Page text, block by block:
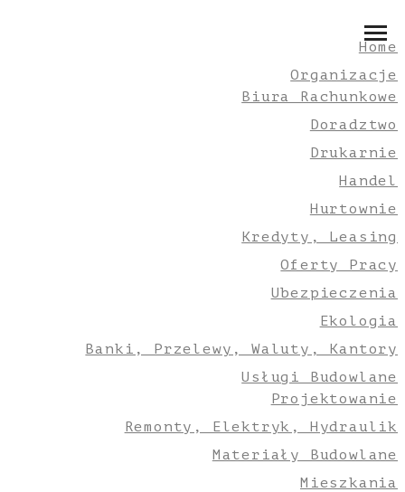
Home
Organizacje
Biura Rachunkowe
Doradztwo
Drukarnie
Handel
Hurtownie
Kredyty, Leasing
Oferty Pracy
Ubezpieczenia
Ekologia
Banki, Przelewy, Waluty, Kantory
Usługi Budowlane
Projektowanie
Remonty, Elektryk, Hydraulik
Materiały Budowlane
Mieszkania